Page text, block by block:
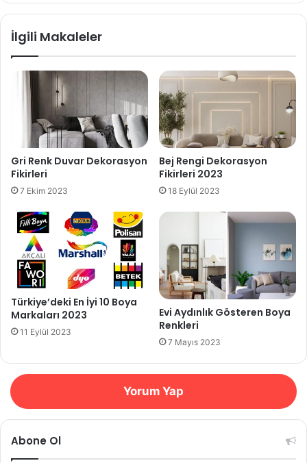
İlgili Makaleler
Gri Renk Duvar Dekorasyon
Fikirleri
7 Ekim 2023
Bej Rengi Dekorasyon
Fikirleri 2023
18 Eylül 2023
Türkiye’deki En İyi 10 Boya
Markaları 2023
11 Eylül 2023
Evi Aydınlık Gösteren Boya
Renkleri
7 Mayıs 2023
Yorum Yap
Abone Ol